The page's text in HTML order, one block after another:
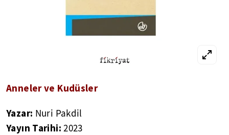
Anneler ve Kudüsler
Yazar: Nuri Pakdil
Yayın Tarihi:2023